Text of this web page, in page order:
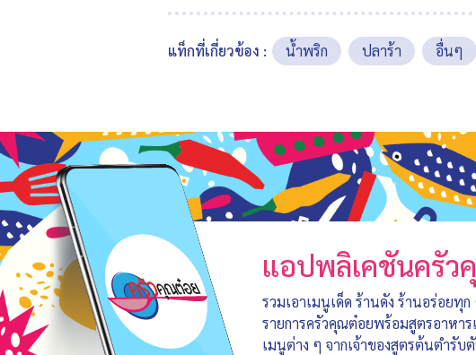
แท็กที่เกี่ยวข้อง : น้ำพริก ปลาร้า อื่นๆ
แอปพลิเคชันครัว
รวมเอาเมนูเด็ด ร้านดัง ร้านอร่อยทุ
รายการครัวคุณต๋อยพร้อมสูตรอาหาร
เมนูต่าง ๆ จากเจ้าของสูตรต้นตำรับตั